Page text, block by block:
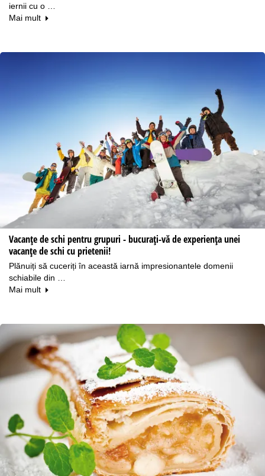
iernii cu o …
Mai mult
Vacanțe de schi pentru grupuri - bucurați-vă de experiența unei
vacanțe de schi cu prietenii!
Plănuiți să cuceriți în această iarnă impresionantele domenii
schiabile din …
Mai mult